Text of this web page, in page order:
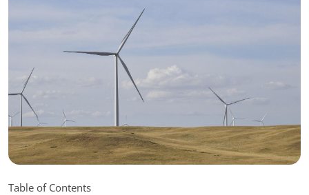
Table of Contents